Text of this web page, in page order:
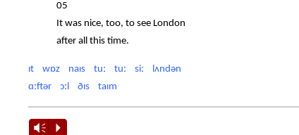
05
It was nice, too, to see London
after all this time.
ɪt wɒz naɪs tuː tuː siː lʌndən
ɑːftər ɔːl ðɪs taɪm
Vm P